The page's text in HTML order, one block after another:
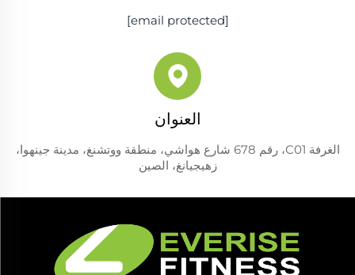
[email protected]
العنوان
الغرفة C01، رقم 678 شارع هواشي، منطقة ووتشنغ، مدينة جينهوا،
زهيجيانغ، الصين